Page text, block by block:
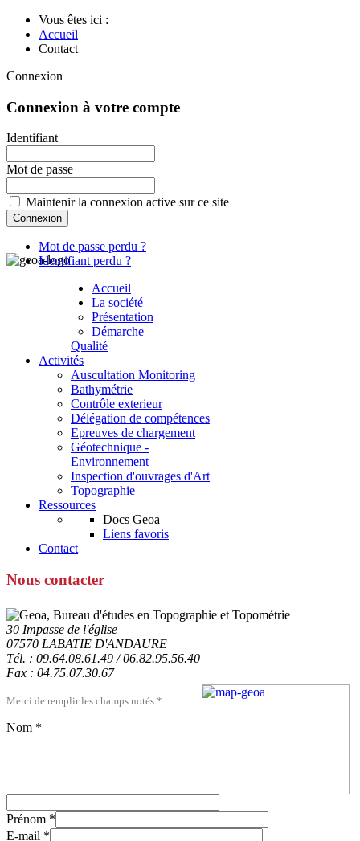
Vous êtes ici :
Accueil
Contact
Connexion
Connexion à votre compte
Identifiant
Mot de passe
Maintenir la connexion active sur ce site
Mot de passe perdu ?
Identifiant perdu ?
Accueil
La société
Présentation
Démarche
Qualité
Activités
Auscultation Monitoring
Bathymétrie
Contrôle exterieur
Délégation de compétences
Epreuves de chargement
Géotechnique -
Environnement
Inspection d'ouvrages d'Art
Topographie
Ressources
Docs Geoa
Liens favoris
Contact
Nous contacter
30 Impasse de l'église
07570 LABATIE D'ANDAURE
Tél. : 09.64.08.61.49 / 06.82.95.56.40
Fax : 04.75.07.30.67
Merci de remplir les champs notés *.
Nom *
Prénom *
E-mail *